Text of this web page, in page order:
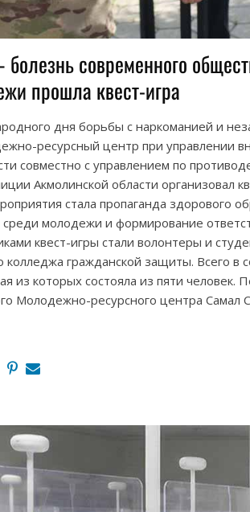
современного
прошла квест-игра
дня борьбы с наркоманией и
ресурсный центр при управлении
совместно с управлением по
Акмолинской области организовал
стала пропаганда здорового
среди молодежи и формирование
квест-игры стали волонтеры и
колледжа гражданской защиты. Всего в
из которых состояла из пяти человек.
Молодежно-ресурсного центра Самал